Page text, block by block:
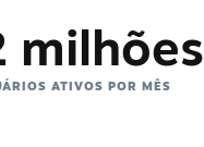
milhões
ATIVOS POR MÊS